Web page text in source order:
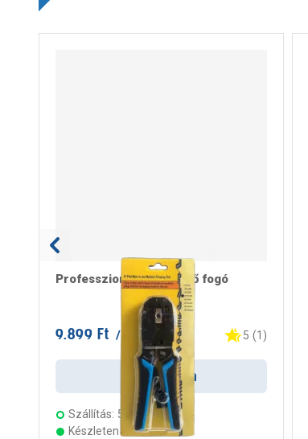
Professzionális krimpelő fogó
9.899 Ft / darab 5 (1 )
Kosárba
Szállítás: 5 munkanap
Készleten 14 áruházban